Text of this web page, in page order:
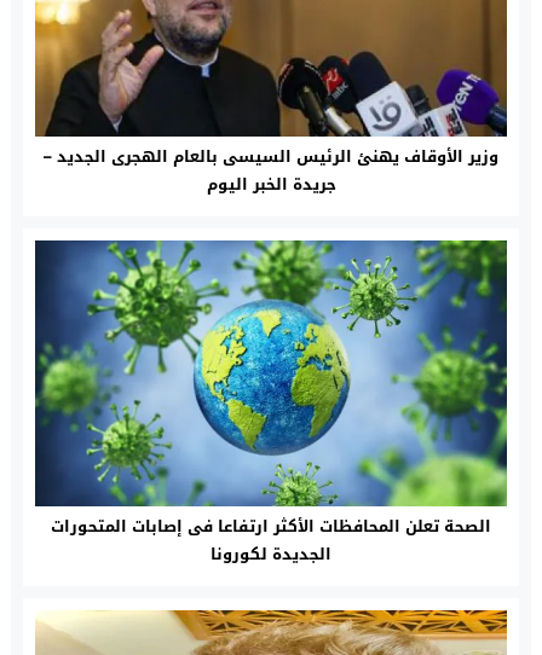
وزير الأوقاف يهنئ الرئيس السيسى بالعام الهجرى الجديد –
جريدة الخبر اليوم
الصحة تعلن المحافظات الأكثر ارتفاعا فى إصابات المتحورات
الجديدة لكورونا